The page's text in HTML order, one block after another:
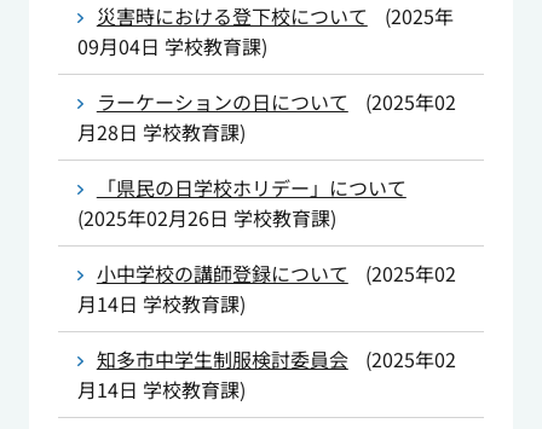
災害時における登下校について
(2025年
09月04日 学校教育課)
ラーケーションの日について
(2025年02
月28日 学校教育課)
「県民の日学校ホリデー」について
(2025年02月26日 学校教育課)
小中学校の講師登録について
(2025年02
月14日 学校教育課)
知多市中学生制服検討委員会
(2025年02
月14日 学校教育課)